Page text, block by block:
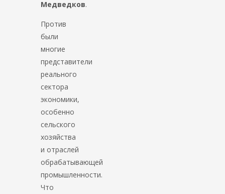
Медведков.
Против
были
многие
представители
реального
сектора
экономики,
особенно
сельского
хозяйства
и отраслей
обрабатывающей
промышленности.
Что